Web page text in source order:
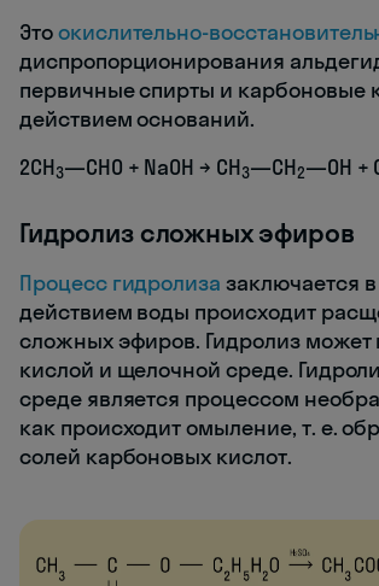
Этоокислительно-
диспропорционирования
первичные спирты и карбоновые
действием оснований.
2СH3—CHO + NaOH → CH3—CH2—OH +
Гидролиз сложных эфиров
Процесс гидролиза заключается
действием воды происходит
сложных эфиров. Гидролиз может
кислой и щелочной среде.
среде является процессом
как происходит омыление, т. е.
солей карбоновых кислот.